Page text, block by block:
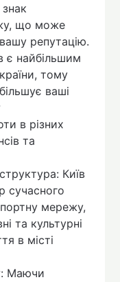
що може
репутацію.
є найбільшим
тому
ваші
в різних
та
Київ
сучасного
мережу,
та культурні
в місті
Маючи